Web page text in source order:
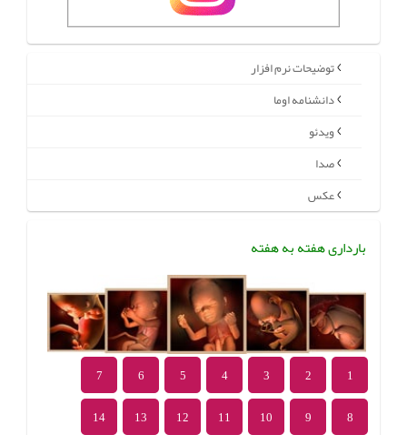
توضیحات نرم افزار
دانشنامه اوما
ویدئو
صدا
عکس
بارداری هفته به هفته
1
2
3
4
5
6
7
8
9
10
11
12
13
14